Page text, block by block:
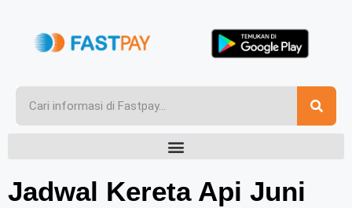
Jadwal Kereta Api Juni